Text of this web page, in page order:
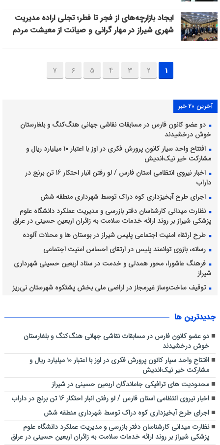
ایجاد بازارچه‌های از فجر تا فطر؛ تجلی اراده مدیریت
شهری شیراز در مهار گرانی و صیانت از معیشت مردم
1
2
3
4
5
6
7
آخرین 20 خبر
دو عضو کانون فارس در مسابقات نقاشی جهانی هنگ‌کنگ و بلغارستان
خوش درخشیدند
افتتاح واحد سیار کانون پرورش فکری در اوز با اعتبار ۱۰ میلیارد ریال و
مشارکت خیر نیک‌اندیش
اخبار نیروی انتظامی استان فارس / لو رفتن انبار احتکار 16 تن برنج در
داراب
اجرای طرح آبخیزداری کوه دراک توسط شهرداری منطقه شش
نظارت میدانی کارشناسان دفتر بازرسی و مدیریت عملکرد دانشگاه علوم
پزشکی شیراز بر روند ارائه خدمات سلامت به زائران اربعین حسینی در عراق
طرح ارتقاء امنیت اجتماعی پلیس شیراز در بوستان ها و محلات آلوده
رسانه، بازوی توانمند پلیس در ارتقای احساس امنیت اجتماعی
فرهنگ عاشورا، محور همدلی و خدمت در ستاد اربعین حسینی شهرداری
شیراز
توقیف ساخت‌وساز غیرمجاز در اراضی ملی بخش پشتکوه شهرستان نی‌ریز
جديدترين ها
دو عضو کانون فارس در مسابقات نقاشی جهانی هنگ‌کنگ و بلغارستان
خوش درخشیدند
افتتاح واحد سیار کانون پرورش فکری در اوز با اعتبار ۱۰ میلیارد ریال و
مشارکت خیر نیک‌اندیش
محدودیت های ترافیکی جاماندگان اربعین حسینی در شیراز
اخبار نیروی انتظامی استان فارس / لو رفتن انبار احتکار 16 تن برنج در داراب
اجرای طرح آبخیزداری کوه دراک توسط شهرداری منطقه شش
نظارت میدانی کارشناسان دفتر بازرسی و مدیریت عملکرد دانشگاه علوم
پزشکی شیراز بر روند ارائه خدمات سلامت به زائران اربعین حسینی در عراق